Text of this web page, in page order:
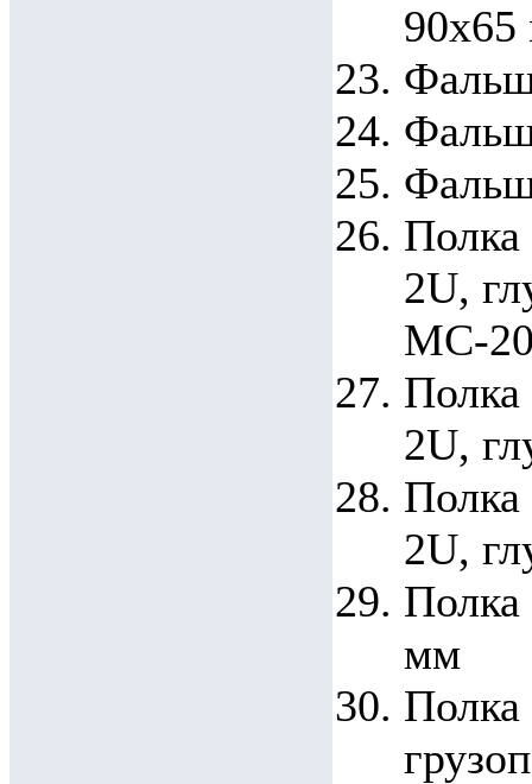
Полка
2U,
МС-
Полка
2U,
Полка
2U,
Полка
мм
Полка